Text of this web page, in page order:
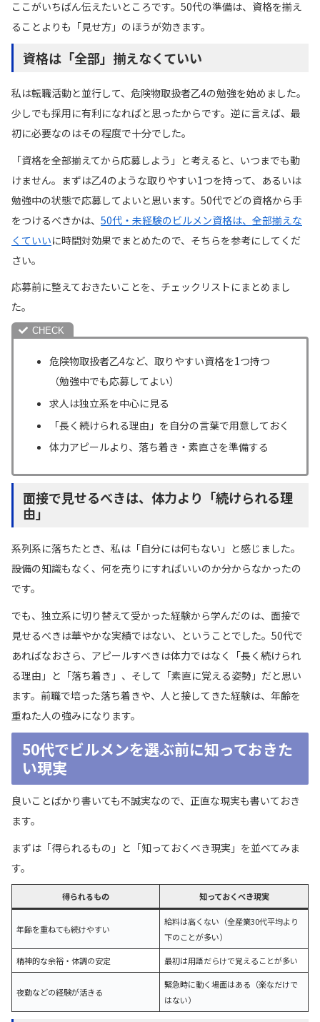
ここがいちばん伝えたいところです。50代の準備は、資格を揃え
ることよりも「見せ方」のほうが効きます。
資格は「全部」揃えなくていい
私は転職活動と並行して、危険物取扱者乙4の勉強を始めました。
少しでも採用に有利になればと思ったからです。逆に言えば、最
初に必要なのはその程度で十分でした。
「資格を全部揃えてから応募しよう」と考えると、いつまでも動
けません。まずは乙4のような取りやすい1つを持って、あるいは
勉強中の状態で応募してよいと思います。50代でどの資格から手
をつけるべきかは、 50代・未経験のビルメン資格は、全部揃えな
くていいに時間対効果でまとめたので、そちらを参考にしてくだ
さい。
応募前に整えておきたいことを、チェックリストにまとめまし
た。
危険物取扱者乙4など、取りやすい資格を1つ持つ
（勉強中でも応募してよい）
求人は独立系を中心に見る
「長く続けられる理由」を自分の言葉で用意しておく
体力アピールより、落ち着き・素直さを準備する
面接で見せるべきは、体力より「続けられる理
由」
系列系に落ちたとき、私は「自分には何もない」と感じました。
設備の知識もなく、何を売りにすればいいのか分からなかったの
です。
でも、独立系に切り替えて受かった経験から学んだのは、面接で
見せるべきは華やかな実績ではない、ということでした。50代で
あればなおさら、アピールすべきは体力ではなく「長く続けられ
る理由」と「落ち着き」、そして「素直に覚える姿勢」だと思い
ます。前職で培った落ち着きや、人と接してきた経験は、年齢を
重ねた人の強みになります。
50代でビルメンを選ぶ前に知っておきた
い現実
良いことばかり書いても不誠実なので、正直な現実も書いておき
ます。
まずは「得られるもの」と「知っておくべき現実」を並べてみま
す。
得られるもの 知っておくべき現実
年齢を重ねても続けやすい
給料は高くない（全産業30代平均より
下のことが多い）
精神的な余裕・体調の安定 最初は用語だらけで覚えることが多い
夜勤などの経験が活きる
緊急時に動く場面はある（楽なだけで
はない）